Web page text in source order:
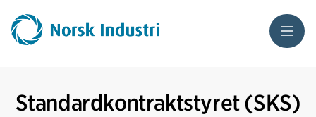
Meny
Standardkontraktstyret (SKS)